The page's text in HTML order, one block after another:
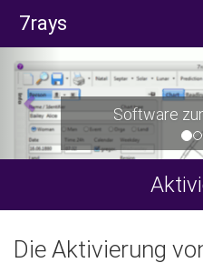
7rays
Software
Die Aktivierung